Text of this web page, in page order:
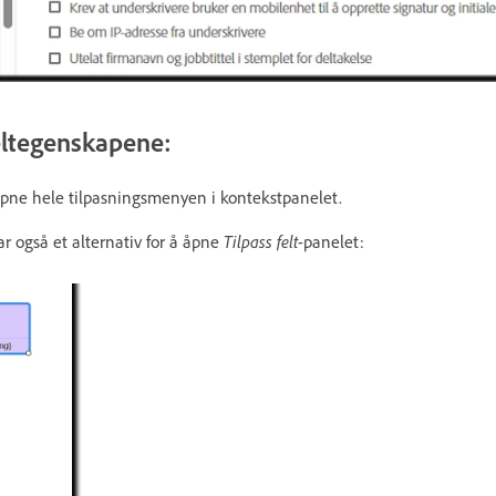
hele tilpasningsmenyen i kontekstpanelet.
også et alternativ for å åpne Tilpass felt-panelet: